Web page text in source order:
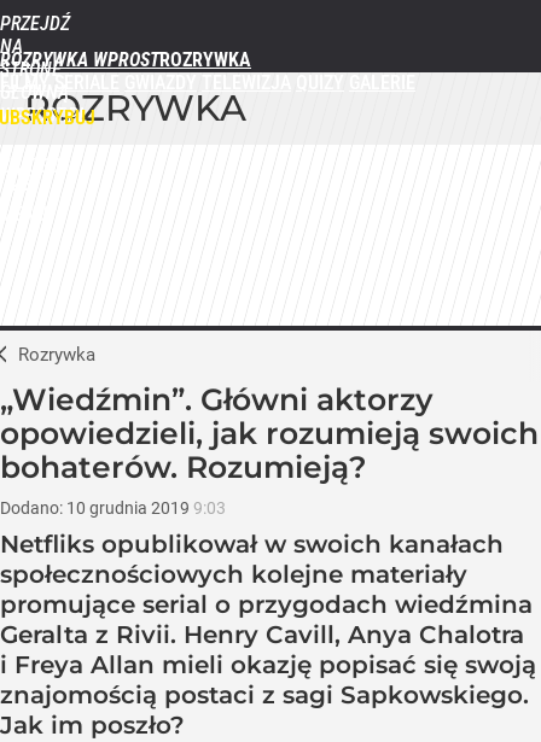
PRZEJDŹ
NA
STRONĘ
GŁÓWNĄ
WPROST.PL
ROZRYWKA WPROST
ROZRYWKA
Rozrywka
„Wiedźmin”. Główni aktorzy
opowiedzieli, jak rozumieją swoich
bohaterów. Rozumieją?
Dodano: 10 grudnia 2019 9:03
Netfliks opublikował w swoich kanałach
społecznościowych kolejne materiały
promujące serial o przygodach wiedźmina
Geralta z Rivii. Henry Cavill, Anya Chalotra
i Freya Allan mieli okazję popisać się swoją
znajomością postaci z sagi Sapkowskiego.
Jak im poszło?